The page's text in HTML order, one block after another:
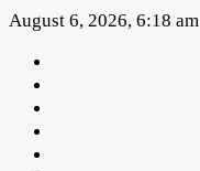
August 6, 2026, 6:18 am